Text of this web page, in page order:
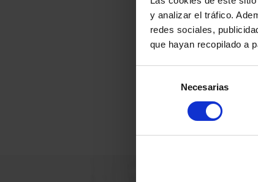
y analizar el tráfico.
redes sociales,
que hayan recopilado a
consentimiento
Necesarias
VISITAR ARA